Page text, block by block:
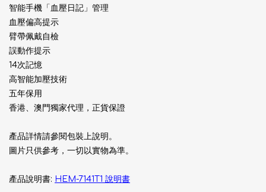
智能手機「血壓日記」管理
血壓偏高提示
臂帶佩戴自檢
誤動作提示
14次記憶
高智能加壓技術
五年保用
香港、澳門獨家代理，正貨保證
產品詳情請參閱包裝上說明。
圖片只供參考，一切以實物為準。
產品說明書: HEM-7141T1 說明書